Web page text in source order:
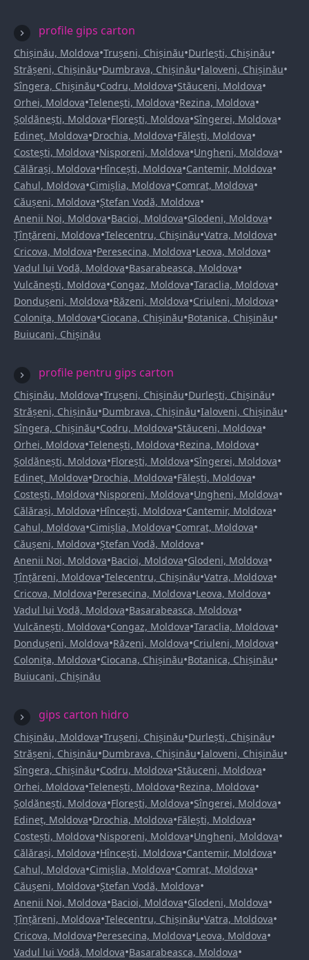
profile gips carton
Chișinău, Moldova•Trușeni, Chișinău•Durlești, Chișinău•
Strășeni, Chișinău•Dumbrava, Chișinău•Ialoveni, Chișinău•
Sîngera, Chișinău•Codru, Moldova•Stăuceni, Moldova•
Orhei, Moldova•Telenești, Moldova•Rezina, Moldova•
Șoldănești, Moldova•Florești, Moldova•Sîngerei, Moldova•
Edineț, Moldova•Drochia, Moldova•Fălești, Moldova•
Costești, Moldova•Nisporeni, Moldova•Ungheni, Moldova•
Călărași, Moldova•Hîncești, Moldova•Cantemir, Moldova•
Cahul, Moldova•Cimișlia, Moldova•Comrat, Moldova•
Căușeni, Moldova•Ștefan Vodă, Moldova•
Anenii Noi, Moldova•Bacioi, Moldova•Glodeni, Moldova•
Țînțăreni, Moldova•Telecentru, Chișinău•Vatra, Moldova•
Cricova, Moldova•Peresecina, Moldova•Leova, Moldova•
Vadul lui Vodă, Moldova•Basarabeasca, Moldova•
Vulcănești, Moldova•Congaz, Moldova•Taraclia, Moldova•
Dondușeni, Moldova•Răzeni, Moldova•Criuleni, Moldova•
Colonița, Moldova•Ciocana, Chișinău•Botanica, Chișinău•
Buiucani, Chișinău
profile pentru gips carton
Chișinău, Moldova•Trușeni, Chișinău•Durlești, Chișinău•
Strășeni, Chișinău•Dumbrava, Chișinău•Ialoveni, Chișinău•
Sîngera, Chișinău•Codru, Moldova•Stăuceni, Moldova•
Orhei, Moldova•Telenești, Moldova•Rezina, Moldova•
Șoldănești, Moldova•Florești, Moldova•Sîngerei, Moldova•
Edineț, Moldova•Drochia, Moldova•Fălești, Moldova•
Costești, Moldova•Nisporeni, Moldova•Ungheni, Moldova•
Călărași, Moldova•Hîncești, Moldova•Cantemir, Moldova•
Cahul, Moldova•Cimișlia, Moldova•Comrat, Moldova•
Căușeni, Moldova•Ștefan Vodă, Moldova•
Anenii Noi, Moldova•Bacioi, Moldova•Glodeni, Moldova•
Țînțăreni, Moldova•Telecentru, Chișinău•Vatra, Moldova•
Cricova, Moldova•Peresecina, Moldova•Leova, Moldova•
Vadul lui Vodă, Moldova•Basarabeasca, Moldova•
Vulcănești, Moldova•Congaz, Moldova•Taraclia, Moldova•
Dondușeni, Moldova•Răzeni, Moldova•Criuleni, Moldova•
Colonița, Moldova•Ciocana, Chișinău•Botanica, Chișinău•
Buiucani, Chișinău
gips carton hidro
Chișinău, Moldova•Trușeni, Chișinău•Durlești, Chișinău•
Strășeni, Chișinău•Dumbrava, Chișinău•Ialoveni, Chișinău•
Sîngera, Chișinău•Codru, Moldova•Stăuceni, Moldova•
Orhei, Moldova•Telenești, Moldova•Rezina, Moldova•
Șoldănești, Moldova•Florești, Moldova•Sîngerei, Moldova•
Edineț, Moldova•Drochia, Moldova•Fălești, Moldova•
Costești, Moldova•Nisporeni, Moldova•Ungheni, Moldova•
Călărași, Moldova•Hîncești, Moldova•Cantemir, Moldova•
Cahul, Moldova•Cimișlia, Moldova•Comrat, Moldova•
Căușeni, Moldova•Ștefan Vodă, Moldova•
Anenii Noi, Moldova•Bacioi, Moldova•Glodeni, Moldova•
Țînțăreni, Moldova•Telecentru, Chișinău•Vatra, Moldova•
Cricova, Moldova•Peresecina, Moldova•Leova, Moldova•
Vadul lui Vodă, Moldova•Basarabeasca, Moldova•